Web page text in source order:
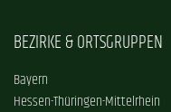
BEZIRKE & ORTSGRUPPEN
Bayern
Hessen-Thüringen-Mittelrhein